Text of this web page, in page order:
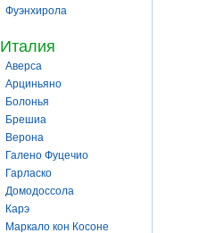
Фуэнхирола
Италия
Аверса
Арциньяно
Болонья
Брешиа
Верона
Галено Фуцечио
Гарласко
Домодоссола
Карэ
Маркало кон Косоне